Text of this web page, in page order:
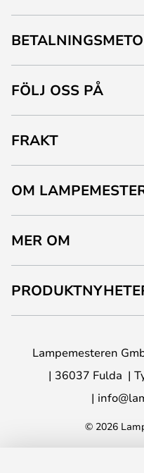
FÖLJ OSS PÅ
FRAKT
OM
MER OM
Lampemesteren
36037 Fulda
© 2026